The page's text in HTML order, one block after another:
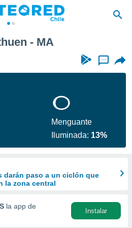
- MA
...
Menguante
Iluminada: 13%
darán paso a un ciclón que
la zona central
la app de
Instalar